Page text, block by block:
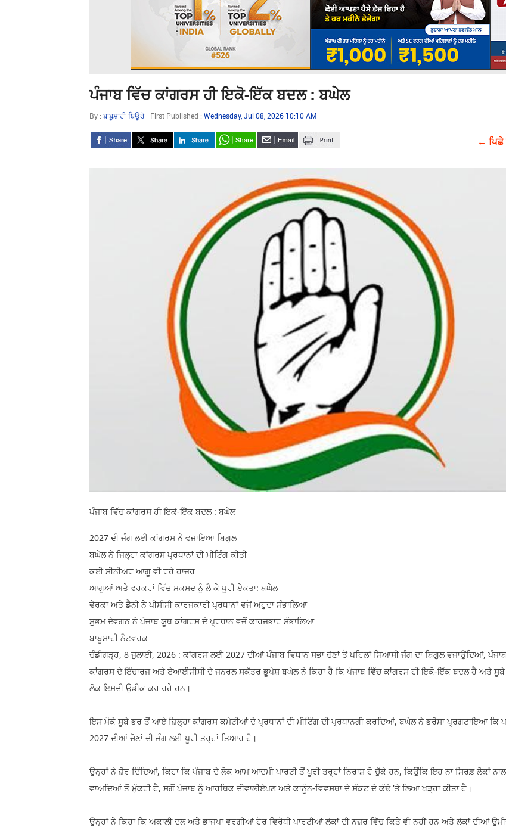
ਪੰਜਾਬ ਵਿੱਚ ਕਾਂਗਰਸ ਹੀ ਇਕੋ-ਇੱਕ ਬਦਲ : ਬਘੇਲ
By : ਬਾਬੂਸ਼ਾਹੀ ਬਿਊਰੋ First Published : Wednesday, Jul 08, 2026 10:10 AM
←
ਪੰਜਾਬ ਵਿੱਚ ਕਾਂਗਰਸ ਹੀ ਇਕੋ-ਇੱਕ ਬਦਲ : ਬਘੇਲ
2027 ਦੀ ਜੰਗ ਲਈ ਕਾਂਗਰਸ ਨੇ ਵਜਾਇਆ ਬਿਗੁਲ
ਬਘੇਲ ਨੇ ਜਿਲ੍ਹਾ ਕਾਂਗਰਸ ਪ੍ਰਧਾਨਾਂ ਦੀ ਮੀਟਿੰਗ ਕੀਤੀ
ਕਈ ਸੀਨੀਅਰ ਆਗੂ ਵੀ ਰਹੇ ਹਾਜ਼ਰ
ਆਗੂਆਂ ਅਤੇ ਵਰਕਰਾਂ ਵਿੱਚ ਮਕਸਦ ਨੂੰ ਲੈ ਕੇ ਪੂਰੀ ਏਕਤਾ: ਬਘੇਲ
ਵੇਰਕਾ ਅਤੇ ਡੈਨੀ ਨੇ ਪੀਸੀਸੀ ਕਾਰਜਕਾਰੀ ਪ੍ਰਧਾਨਾਂ ਵਜੋਂ ਅਹੁਦਾ ਸੰਭਾਲਿਆ
ਸ਼ੁਭਮ ਦੇਵਗਨ ਨੇ ਪੰਜਾਬ ਯੂਥ ਕਾਂਗਰਸ ਦੇ ਪ੍ਰਧਾਨ ਵਜੋਂ ਕਾਰਜਭਾਰ ਸੰਭਾਲਿਆ
ਬਾਬੂਸ਼ਾਹੀ ਨੈਟਵਰਕ
ਚੰਡੀਗੜ੍ਹ, 8 ਜੁਲਾਈ, 2026 : ਕਾਂਗਰਸ ਲਈ 2027 ਦੀਆਂ ਪੰਜਾਬ ਵਿਧਾਨ ਸਭਾ ਚੋਣਾਂ ਤੋਂ ਪਹਿਲਾਂ ਸਿਆਸੀ ਜੰਗ ਦਾ ਬਿਗੁਲ ਵਜਾਉਂਦਿਆਂ, ਪੰਜਾਬ
ਕਾਂਗਰਸ ਦੇ ਇੰਚਾਰਜ ਅਤੇ ਏਆਈਸੀਸੀ ਦੇ ਜਨਰਲ ਸਕੱਤਰ ਭੂਪੇਸ਼ ਬਘੇਲ ਨੇ ਕਿਹਾ ਹੈ ਕਿ ਪੰਜਾਬ ਵਿੱਚ ਕਾਂਗਰਸ ਹੀ ਇਕੋ-ਇੱਕ ਬਦਲ ਹੈ ਅਤੇ
ਲੋਕ ਇਸਦੀ ਉਡੀਕ ਕਰ ਰਹੇ ਹਨ।
ਇਸ ਮੌਕੇ ਸੂਬੇ ਭਰ ਤੋਂ ਆਏ ਜ਼ਿਲ੍ਹਾ ਕਾਂਗਰਸ ਕਮੇਟੀਆਂ ਦੇ ਪ੍ਰਧਾਨਾਂ ਦੀ ਮੀਟਿੰਗ ਦੀ ਪ੍ਰਧਾਨਗੀ ਕਰਦਿਆਂ, ਬਘੇਲ ਨੇ ਭਰੋਸਾ ਪ੍ਰਗਟਾਇਆ ਕਿ
2027 ਦੀਆਂ ਚੋਣਾਂ ਦੀ ਜੰਗ ਲਈ ਪੂਰੀ ਤਰ੍ਹਾਂ ਤਿਆਰ ਹੈ।
ਉਨ੍ਹਾਂ ਨੇ ਜ਼ੋਰ ਦਿੰਦਿਆਂ, ਕਿਹਾ ਕਿ ਪੰਜਾਬ ਦੇ ਲੋਕ ਆਮ ਆਦਮੀ ਪਾਰਟੀ ਤੋਂ ਪੂਰੀ ਤਰ੍ਹਾਂ ਨਿਰਾਸ਼ ਹੋ ਚੁੱਕੇ ਹਨ, ਕਿਉਂਕਿ ਇਹ ਨਾ ਸਿਰਫ਼ ਲੋਕਾਂ
ਵਾਅਦਿਆਂ ਤੋਂ ਮੁੱਕਰੀ ਹੈ, ਸਗੋਂ ਪੰਜਾਬ ਨੂੰ ਆਰਥਿਕ ਦੀਵਾਲੀਏਪਣ ਅਤੇ ਕਾਨੂੰਨ-ਵਿਵਸਥਾ ਦੇ ਸੰਕਟ ਦੇ ਕੰਢੇ 'ਤੇ ਲਿਆ ਖੜ੍ਹਾ ਕੀਤਾ ਹੈ।
ਉਨ੍ਹਾਂ ਨੇ ਕਿਹਾ ਕਿ ਅਕਾਲੀ ਦਲ ਅਤੇ ਭਾਜਪਾ ਵਰਗੀਆਂ ਹੋਰ ਵਿਰੋਧੀ ਪਾਰਟੀਆਂ ਲੋਕਾਂ ਦੀ ਨਜ਼ਰ ਵਿੱਚ ਕਿਤੇ ਵੀ ਨਹੀਂ ਹਨ ਅਤੇ ਲੋਕਾਂ ਦੀਆਂ